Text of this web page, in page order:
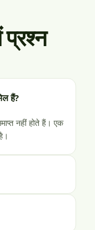
हैं?
नहीं होते हैं। एक